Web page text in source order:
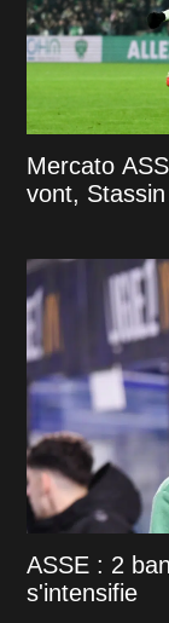
Mercato
vont,
ASSE : 2
s'intensifie